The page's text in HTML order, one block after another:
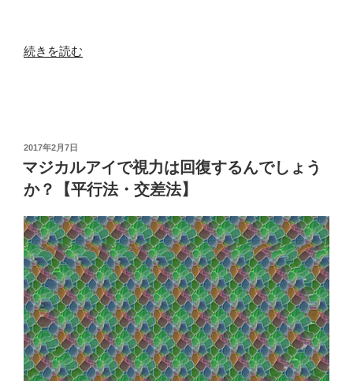
“目
と、
そ
の
だ
け
視
力
が
上
が
る
の
続きを読む
投
稿
日:
2017年2月7日
マジカルアイで視力は回復するんでしょう
か？【平行法・交差法】